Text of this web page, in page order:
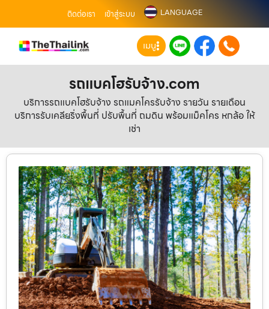
ติดต่อเรา เข้าสู่ระบบ LANGUAGE
เมนู
รถแบคโฮรับจ้าง.com
บริการรถแบคโฮรับจ้าง รถแมคโครรับจ้าง รายวัน รายเดือน
บริการรับเคลียริ่งพื้นที่ ปรับพื้นที่ ถมดิน พร้อมแม็คโคร หกล้อ ให้
เช่า